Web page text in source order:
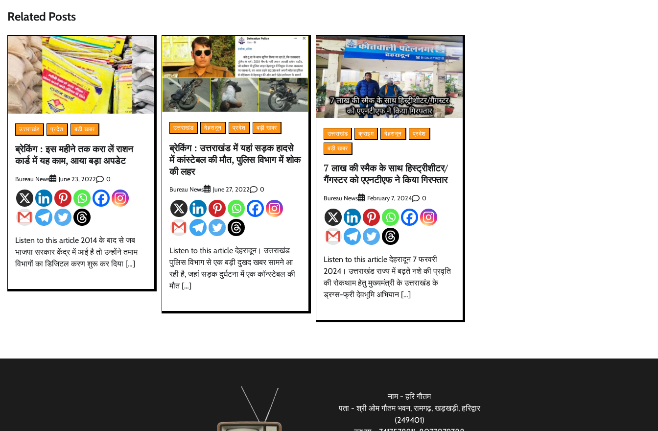
Related Posts
उत्तराखंड प्रदेश बड़ी खबर
ब्रेकिंग : इस महीने तक करा लें राशन
कार्ड में यह काम, आया बड़ा अपडेट
Bureau News June 23, 2022 0
Listen to this article 2014 के बाद से जब
भाजपा सरकार केंद्र में आई है तो उन्होंने तमाम
विभागों का डिजिटल करण शुरू कर दिया […]
उत्तराखंड देहरादून प्रदेश बड़ी खबर
ब्रेकिंग : उत्तराखंड में यहां सड़क हादसे
में कांस्टेबल की मौत, पुलिस विभाग में शोक
की लहर
Bureau News June 27, 2022 0
Listen to this article देहरादून। उत्तराखंड
पुलिस विभाग से एक बड़ी दुखद खबर सामने आ
रही है, जहां सड़क दुर्घटना में एक कॉन्स्टेबल की
मौत […]
उत्तराखंड क्राइम देहरादून
प्रदेश
बड़ी खबर
7 लाख की स्मैक के साथ हिस्ट्रीशीटर/
गैंगस्टर को एएनटीएफ ने किया गिरफ्तार
Bureau News February 7, 2024 0
Listen to this article देहरादून 7 फरवरी
2024। उत्तराखंड राज्य में बढ़ते नशे की प्रवृति
की रोकथाम हेतु मुख्यमंत्री के उत्तराखंड के
ड्रग्स-फ्री देवभूमि अभियान […]
नाम - हरि गौतम
पता - श्री ओम गौतम भवन, रामगढ़, खड़खड़ी, हरिद्वार
(249401)